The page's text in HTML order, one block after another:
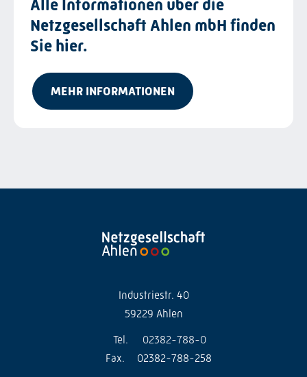
Alle Informationen über die
Netzgesellschaft Ahlen mbH finden
Sie hier.
MEHR INFORMATIONEN
Industriestr. 40
59229 Ahlen
Tel.
02382-788-0
Fax.
02382-788-258